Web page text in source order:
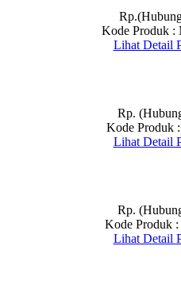
Kode Produk :
Lihat Detail
Rp.
Kode Produk
Lihat Detail
Rp.
Kode Produk
Lihat Detail